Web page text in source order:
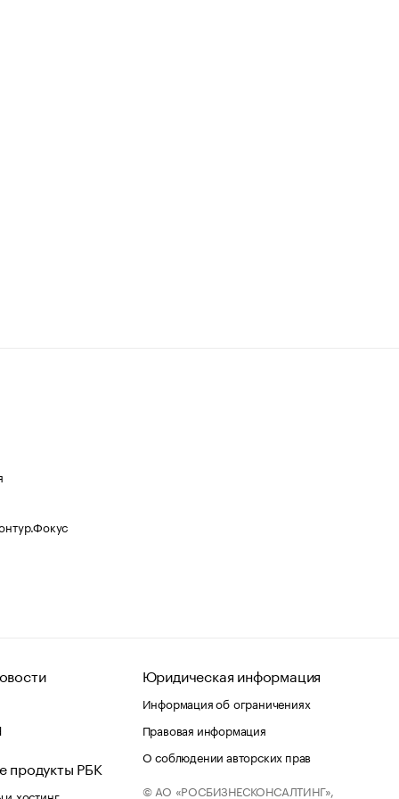
продукты РБК
хостинг
Юридическая информация
Информация об ограничениях
Правовая информация
О соблюдении авторских прав
© АО «РОСБИЗНЕСКОНСАЛТИНГ»,